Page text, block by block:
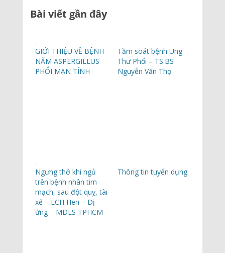
Bài viết gần đây
GIỚI THIỆU VỀ BỆNH
NẤM ASPERGILLUS
PHỔI MẠN TÍNH
Tầm soát bệnh Ung
Thư Phổi – TS.BS
Nguyễn Văn Thọ
Ngưng thở khi ngủ
trên bệnh nhân tim
mạch, sau đột quỵ, tài
xế – LCH Hen – Dị
ứng – MDLS TPHCM
Thông tin tuyển dụng